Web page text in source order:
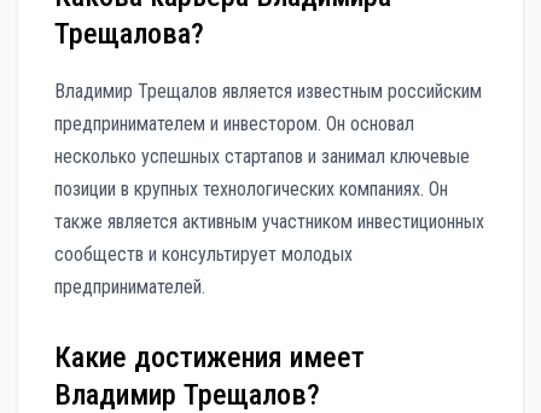
Трещалова?
Владимир Трещалов является известным российским
предпринимателем и инвестором. Он основал
несколько успешных стартапов и занимал ключевые
позиции в крупных технологических компаниях. Он
также является активным участником инвестиционных
сообществ и консультирует молодых
предпринимателей.
Какие достижения имеет
Владимир Трещалов?